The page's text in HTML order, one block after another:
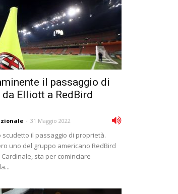
il passaggio di
Elliott a RedBird
- 31 Maggio 2022
scudetto il passaggio di proprietà.
uno del gruppo americano RedBird
sta per cominciare